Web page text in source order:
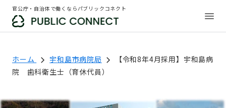
官公庁・自治体で働くならパブリックコネクト
ホーム 宇和島市病院局
【令和8年4月採用】宇和島病
院 歯科衛生士（育休代員）